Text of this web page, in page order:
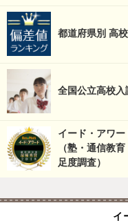
都道府県別 高
全国公立高校入
イード・アワー
（塾・通信教
足度調査）
イ